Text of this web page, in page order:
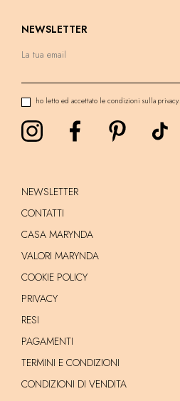
NEWSLETTER
ho letto ed accettato le condizioni sulla privacy.
NEWSLETTER
CONTATTI
CASA MARYNDA
VALORI MARYNDA
COOKIE POLICY
PRIVACY
RESI
PAGAMENTI
TERMINI E CONDIZIONI
CONDIZIONI DI VENDITA